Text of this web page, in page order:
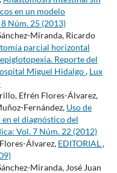
en un modelo
Núm. 25 (2013)
Miranda, Ricardo
parcial horizontal
Reporte del
Miguel Hidalgo, Lux
Efrén Flores-Álvarez,
Fernández, Uso de
el diagnóstico del
Vol. 7 Núm. 22 (2012)
Álvarez, EDITORIAL,
Miranda, José Juan